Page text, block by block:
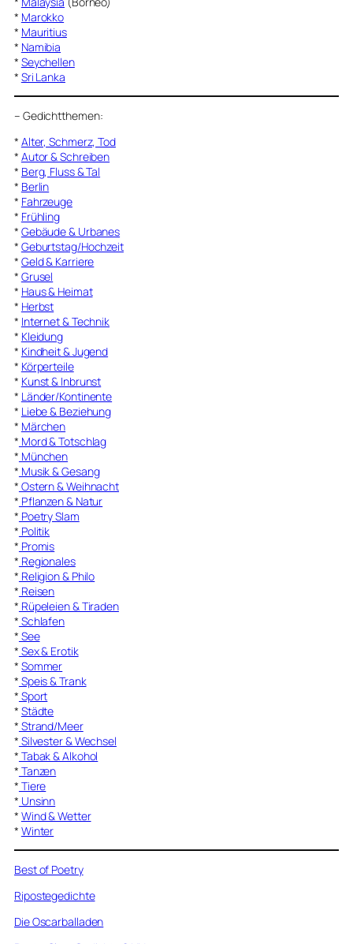
* Marokko
* Mauritius
* Namibia
* Seychellen
* Sri Lanka
– Gedichtthemen:
* Alter, Schmerz, Tod
* Autor & Schreiben
* Berg, Fluss & Tal
* Berlin
* Fahrzeuge
* Frühling
* Gebäude & Urbanes
* Geburtstag/Hochzeit
* Geld & Karriere
* Grusel
* Haus & Heimat
* Herbst
* Internet & Technik
* Kleidung
* Kindheit & Jugend
* Körperteile
* Kunst & Inbrunst
* Länder/Kontinente
* Liebe & Beziehung
* Märchen
* Mord & Totschlag
* München
* Musik & Gesang
* Ostern & Weihnacht
* Pflanzen & Natur
* Poetry Slam
* Politik
* Promis
* Regionales
* Religion & Philo
* Reisen
* Rüpeleien & Tiraden
* Schlafen
* See
* Sex & Erotik
* Sommer
* Speis & Trank
* Sport
* Städte
* Strand/Meer
* Silvester & Wechsel
* Tabak & Alkohol
* Tanzen
* Tiere
* Unsinn
* Wind & Wetter
* Winter
Best of Poetry
Ripostegedichte
Die Oscarballaden